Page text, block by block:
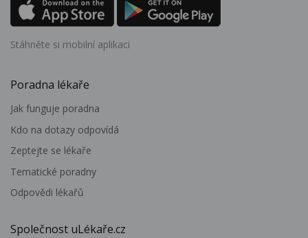
Stáhněte si mobilní aplikaci
Poradna lékaře
Jak funguje poradna
Kdo na dotazy odpovídá
Zeptejte se lékaře
Tematické poradny
Odpovědi lékařů
Společnost uLékaře.cz